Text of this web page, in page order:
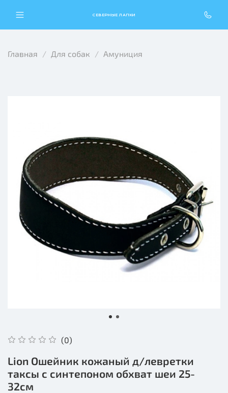
СЕВЕРНЫЕ ЛАПКИ
Главная Для собак Амуниция
(0)
Lion Ошейник кожаный д/левретки
таксы с синтепоном обхват шеи 25-
32см